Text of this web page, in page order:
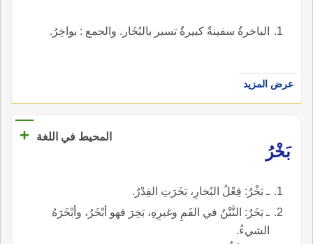
الباخرةُ سفينةٌ كبيرةٌ تسير بالبُخَار. والجمع : بواخِرُ.
عرض المزيد
المحيط في اللغة
+
بَخْرُ
ـ بَخْرُ: فِعْلُ البُخارِ، بَخَرَتِ القِدْرُ.
ـ بَخَرُ: النَّتْنُ في الفَمِ وغيرِهِ، بَخِرَ فهو أبْخَرُ، وأبْخَرَهُ
الشيءُ.